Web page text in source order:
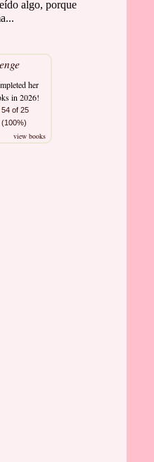
algo, porque
her
in 2026!
54 of 25
(100%)
view books